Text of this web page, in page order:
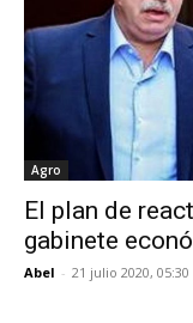
Agro
El plan de
gabinete
Abel - 21 julio 2020, 05:30